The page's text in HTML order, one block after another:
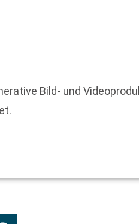
Bild- und